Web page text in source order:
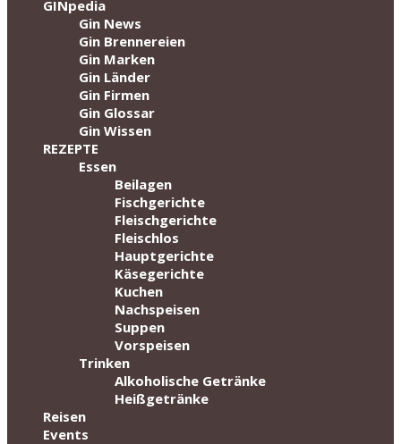
GINpedia
Gin News
Gin Brennereien
Gin Marken
Gin Länder
Gin Firmen
Gin Glossar
Gin Wissen
REZEPTE
Essen
Beilagen
Fischgerichte
Fleischgerichte
Fleischlos
Hauptgerichte
Käsegerichte
Kuchen
Nachspeisen
Suppen
Vorspeisen
Trinken
Alkoholische Getränke
Heißgetränke
Reisen
Events